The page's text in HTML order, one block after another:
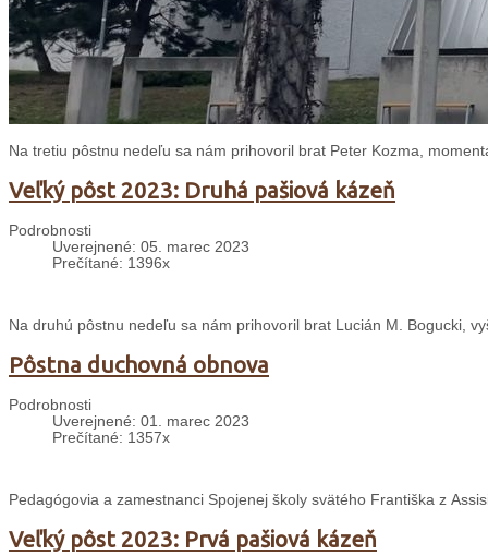
Na tretiu pôstnu nedeľu sa nám prihovoril brat Peter Kozma,
Veľký pôst 2023: Druhá pašiová kázeň
Podrobnosti
Uverejnené: 05. marec 2023
Prečítané: 1396x
Na druhú pôstnu nedeľu sa nám prihovoril brat Lucián M. Bogucki,
Pôstna duchovná obnova
Podrobnosti
Uverejnené: 01. marec 2023
Prečítané: 1357x
Pedagógovia a zamestnanci Spojenej školy svätého Františka z
Veľký pôst 2023: Prvá pašiová kázeň